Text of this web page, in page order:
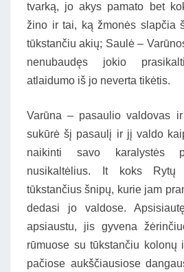
tvarką, jo akys pamato bet
žino ir tai, ką žmonės slapčia
tūkstančiu akių; Saulė –
nenubaudęs jokio
atlaidumo iš jo neverta tikėtis.
Varūna – pasaulio valdovas
sukūrė šį pasaulį ir jį valdo
naikinti savo karalystės
nusikaltėlius. It koks
tūkstančius šnipų, kurie jam
dedasi jo valdose.
apsiaustu, jis gyvena
rūmuose su tūkstančiu kolonų
pačiose aukščiausiose